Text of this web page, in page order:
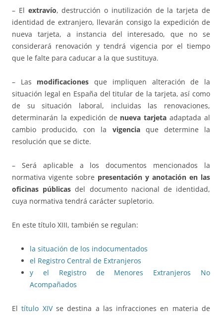
– El extravío, destrucción o inutilización de la tarjeta de
identidad de extranjero, llevarán consigo la expedición de
nueva tarjeta, a instancia del interesado, que no se
considerará renovación y tendrá vigencia por el tiempo
que le falte para caducar a la que sustituya.
– Las modificaciones que impliquen alteración de la
situación legal en España del titular de la tarjeta, así como
de su situación laboral, incluidas las renovaciones,
determinarán la expedición de nueva tarjeta adaptada al
cambio producido, con la vigenciaque determine la
resolución que se dicte.
– Será aplicable a los documentos mencionados la
normativa vigente sobre presentación y anotación en las
oficinas públicas del documento nacional de identidad,
cuya normativa tendrá carácter supletorio.
En este título XIII, también se regulan:
la situación de los indocumentados
el Registro Central de Extranjeros
y el Registro de Menores Extranjeros No
Acompañados
Eltítulo XIVse destina a las infracciones en materia de